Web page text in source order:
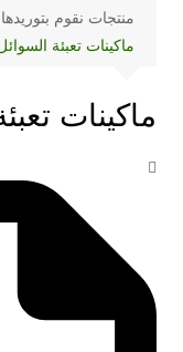
منتجات نقوم
ماكينات تعبئة
ماكينات